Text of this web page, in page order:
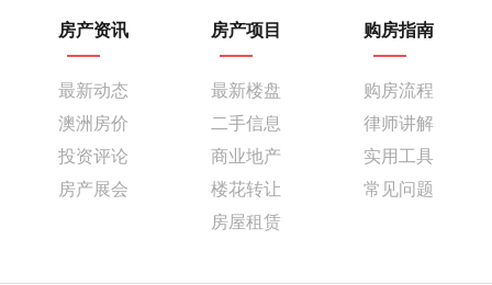
房产资讯
最新动态
澳洲房价
投资评论
房产展会
房产项目
最新楼盘
二手信息
商业地产
楼花转让
房屋租赁
购房指南
购房流程
律师讲解
实用工具
常见问题